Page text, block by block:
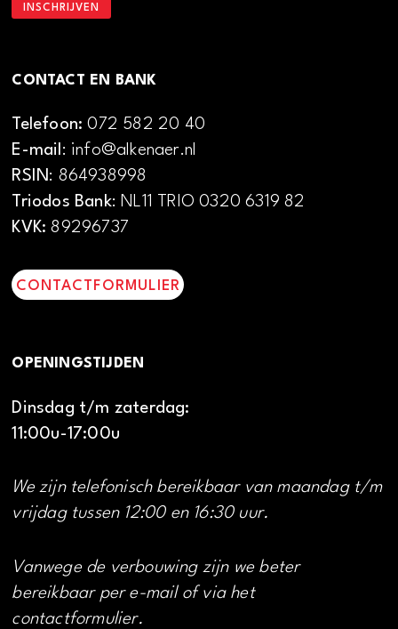
CONTACT EN BANK
Telefoon:072 582 20 40
E-mail: info@alkenaer.nl
RSIN: 864938998
Triodos Bank: NL11 TRIO 0320 6319 82
KVK: 89296737
CONTACTFORMULIER
OPENINGSTIJDEN
Dinsdag t/m zaterdag:
11:00u-17:00u
We zijn telefonisch bereikbaar van maandag t/m
vrijdag tussen 12:00 en 16:30 uur.
Vanwege de verbouwing zijn we beter
bereikbaar per e-mail of via het
contactformulier.